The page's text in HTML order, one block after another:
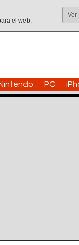
el web.
Ver
PC